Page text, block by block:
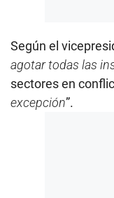
Según el
agotar todas las
sectores en
excepción”.